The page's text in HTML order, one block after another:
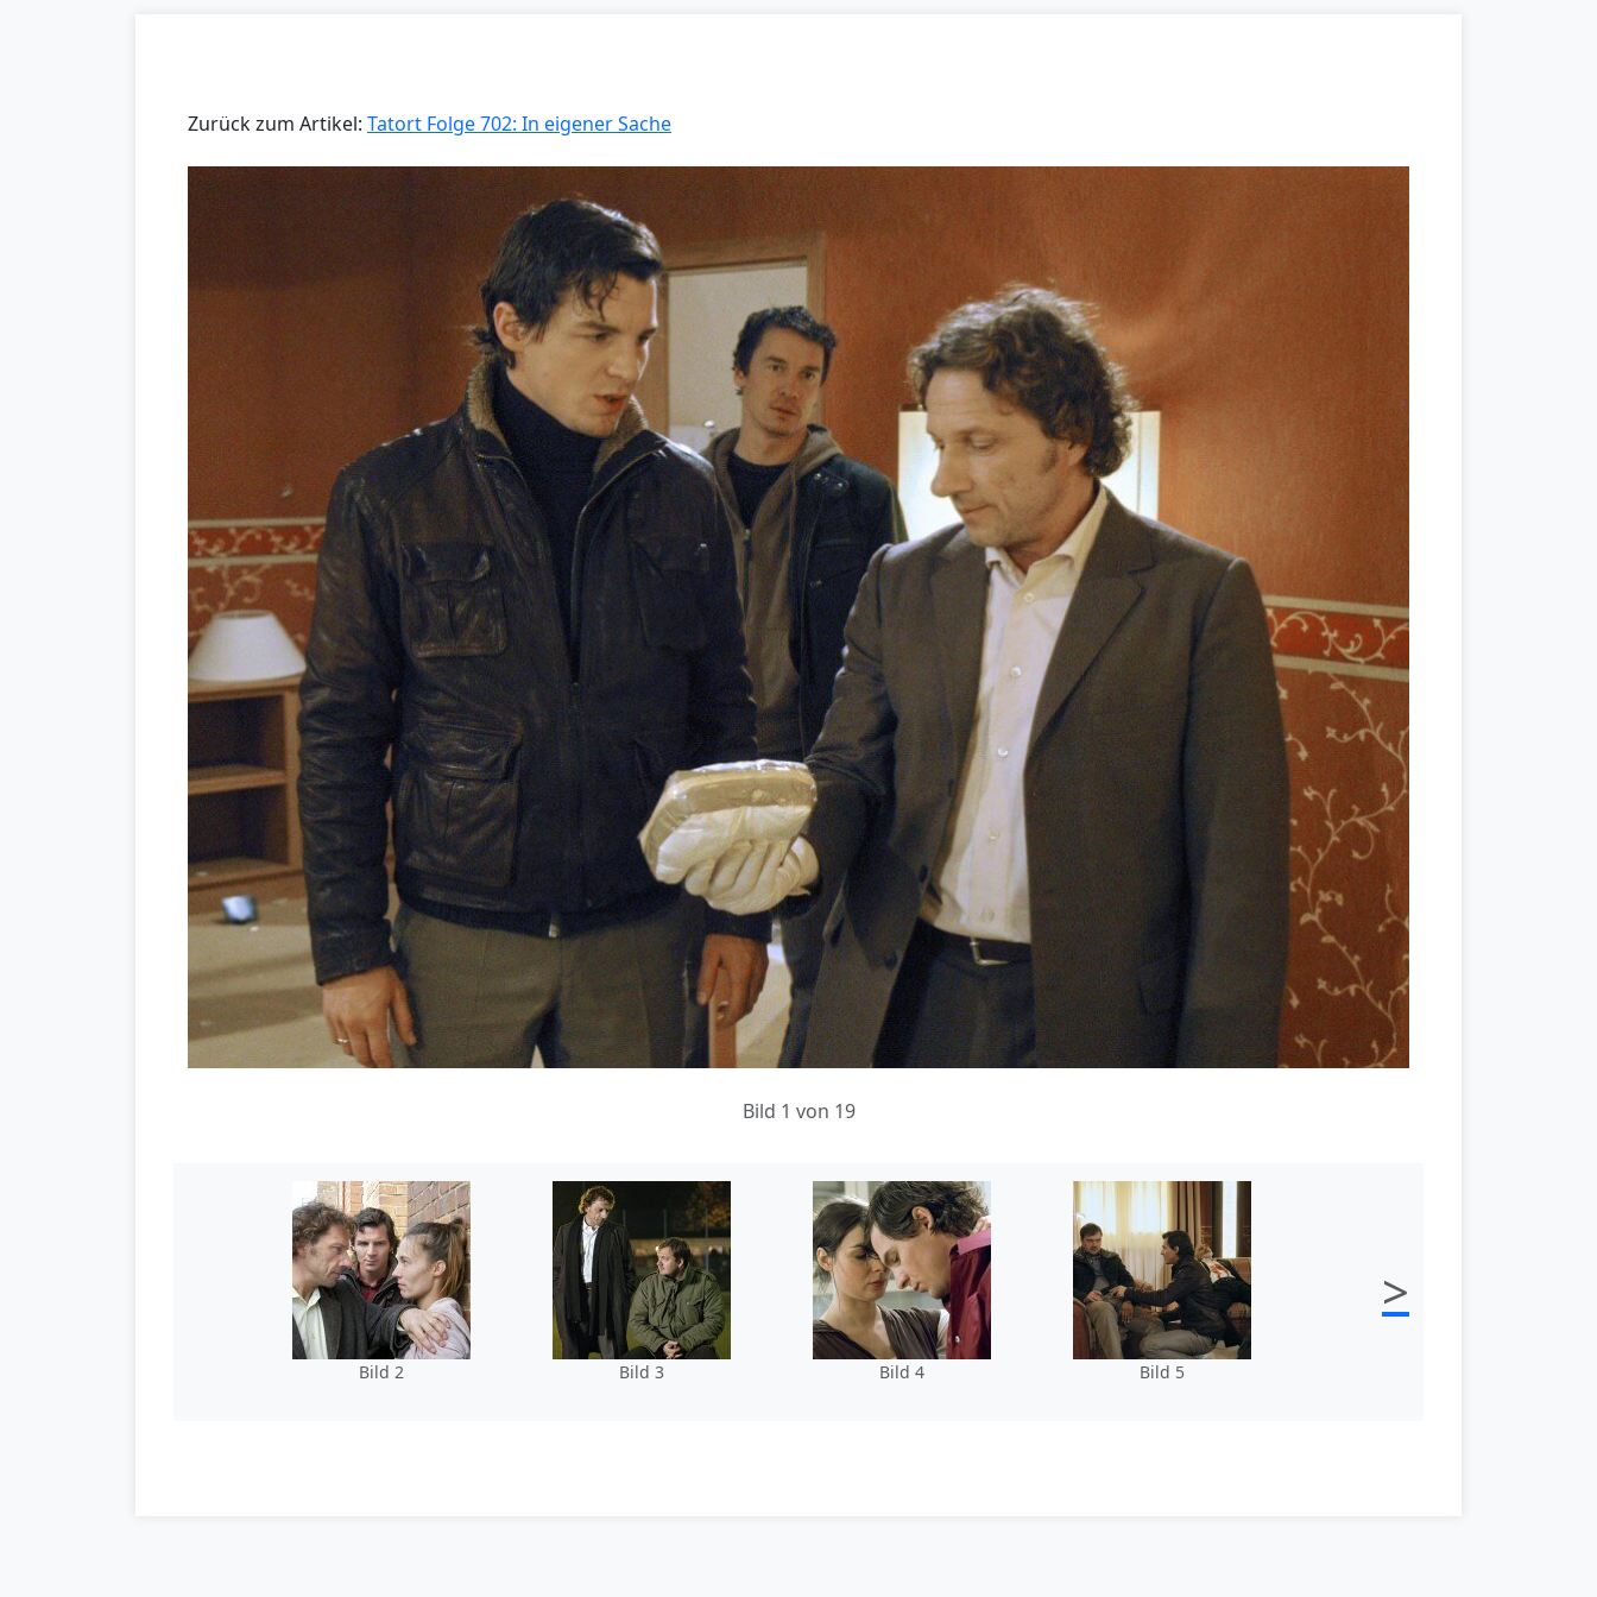
Zurück zum Artikel: Tatort Folge 702: In eigener Sache
Bild 1 von 19
Bild 2 Bild 3 Bild 4 Bild 5
>